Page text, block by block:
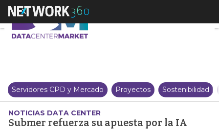
Submer refuerza su apuesta
Servidores CPD y Mercado Proyectos Sostenibilidad
NOTICIAS DATA CENTER
Submer refuerza su apuesta por la IA